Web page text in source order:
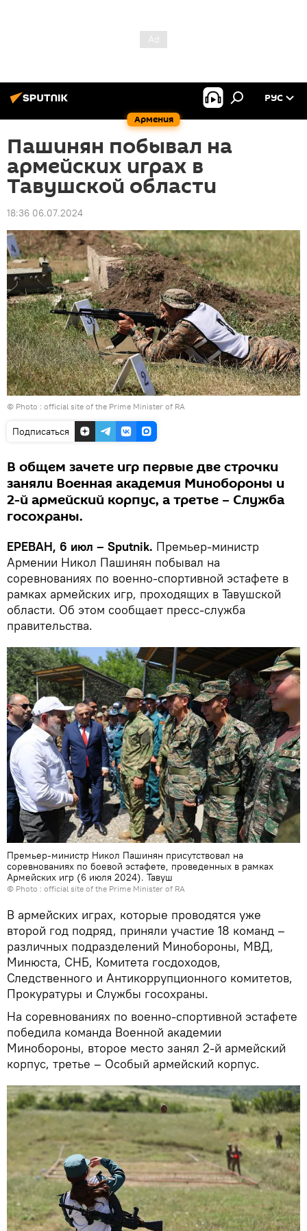
Армения
РУС
Пашинян побывал на
армейских играх в
Тавушской области
18:36 06.07.2024
© Photo : official site of the Prime Minister of RA
Подписаться
В общем зачете игр первые две строчки
заняли Военная академия Минобороны и
2-й армейский корпус, а третье – Служба
госохраны.
ЕРЕВАН, 6 июл – Sputnik. Премьер-министр
Армении Никол Пашинян побывал на
соревнованиях по военно-спортивной эстафете в
рамках армейских игр, проходящих в Тавушской
области. Об этом сообщает пресс-служба
правительства.
Премьер-министр Никол Пашинян присутствовал на
соревнованиях по боевой эстафете, проведенных в рамках
Армейских игр (6 июля 2024). Тавуш
© Photo : official site of the Prime Minister of RA
В армейских играх, которые проводятся уже
второй год подряд, приняли участие 18 команд –
различных подразделений Минобороны, МВД,
Минюста, СНБ, Комитета госдоходов,
Следственного и Антикоррупционного комитетов,
Прокуратуры и Службы госохраны.
На соревнованиях по военно-спортивной эстафете
победила команда Военной академии
Минобороны, второе место занял 2-й армейский
корпус, третье – Особый армейский корпус.